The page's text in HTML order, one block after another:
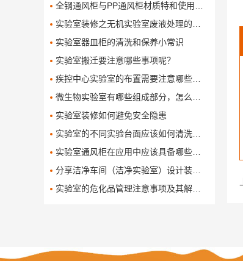
全钢通风柜与PP通风柜材质特和使用对比有哪些呢
实验室装修之无机实验室废液处理的方法
实验室器皿柜的清洗和保养小常识
实验室搬迁要注意哪些事项呢？
疾控中心实验室的布置需要注意哪些问题
微生物实验室有哪些组成部分，怎么设计和布局这些组成部分
实验室装修如何避免安全隐患
实验室的不同实验台面应该如何清洗保养
实验室通风柜在应用中应该具备哪些功能
分享洁净车间（洁净实验室）设计装修方案
实验室的危化品管理注意事项及其解决办法